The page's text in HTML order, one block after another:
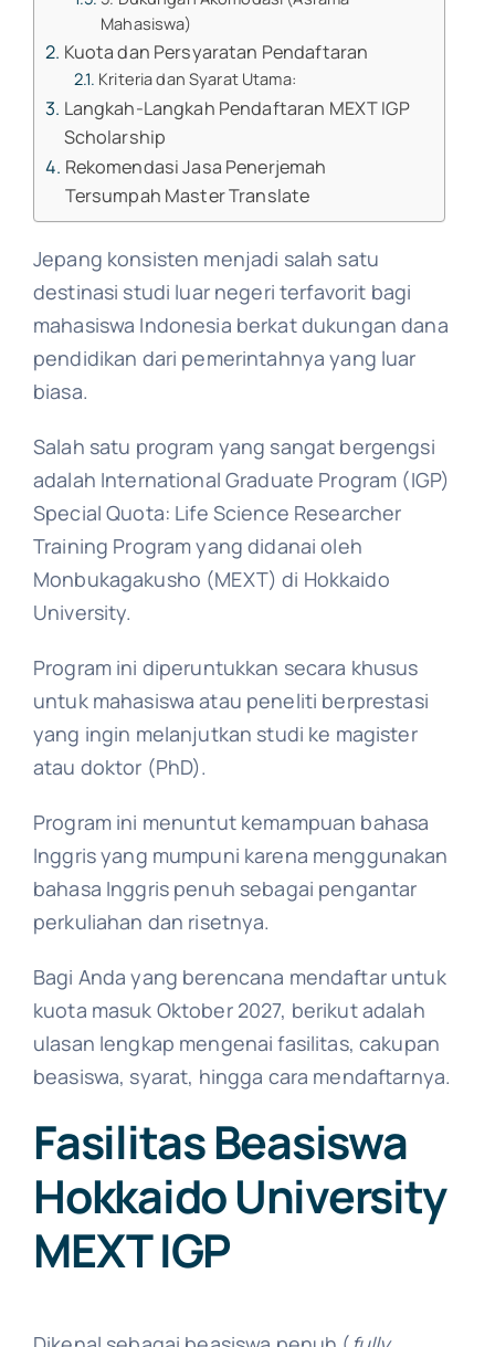
Mahasiswa)
Kuota dan Persyaratan Pendaftaran
Kriteria dan Syarat Utama:
Langkah-Langkah Pendaftaran MEXT IGP
Scholarship
Rekomendasi Jasa Penerjemah
Tersumpah Master Translate
Jepang konsisten menjadi salah satu
destinasi studi luar negeri terfavorit bagi
mahasiswa Indonesia berkat dukungan dana
pendidikan dari pemerintahnya yang luar
biasa.
Salah satu program yang sangat bergengsi
adalah International Graduate Program (IGP)
Special Quota: Life Science Researcher
Training Program yang didanai oleh
Monbukagakusho (MEXT) di Hokkaido
University.
Program ini diperuntukkan secara khusus
untuk mahasiswa atau peneliti berprestasi
yang ingin melanjutkan studi ke magister
atau doktor (PhD).
Program ini menuntut kemampuan bahasa
Inggris yang mumpuni karena menggunakan
bahasa Inggris penuh sebagai pengantar
perkuliahan dan risetnya.
Bagi Anda yang berencana mendaftar untuk
kuota masuk Oktober 2027, berikut adalah
ulasan lengkap mengenai fasilitas, cakupan
beasiswa, syarat, hingga cara mendaftarnya.
Fasilitas Beasiswa
Hokkaido University
MEXT IGP